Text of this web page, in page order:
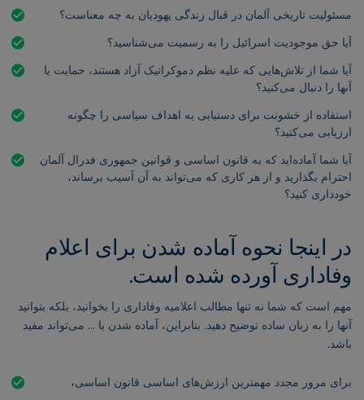
مسئولیت تاریخی آلمان در قبال زندگی یهودیان به چه معناست؟
آیا حق موجودیت اسرائیل را به رسمیت می‌شناسید؟
آیا شما از تلاش‌هایی که علیه نظم دموکراتیک آزاد هستند، حمایت یا
آنها را دنبال می‌کنید؟
استفاده از خشونت برای دستیابی به اهداف سیاسی را چگونه
ارزیابی می‌کنید؟
آیا شما آماده‌اید که به قانون اساسی و قوانین جمهوری فدرال آلمان
احترام بگذارید و از هر کاری که می‌تواند به آن آسیب برساند،
خودداری کنید؟
در اینجا نحوه آماده شدن برای اعلام
وفاداری آورده شده است.
مهم است که شما نه تنها مطالب اعلامیه وفاداری را بخوانید، بلکه بتوانید
آنها را به زبان ساده توضیح دهید. بنابراین، آماده شدن با ... می‌تواند مفید
باشد.
برای مرور مجدد مهمترین ارزش‌های اساسی قانون اساسی،